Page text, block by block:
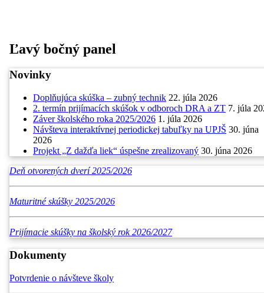
Ľavý bočný panel
Novinky
Doplňujúca skúška – zubný technik 22. júla 2026
2. termín prijímacích skúšok v odboroch DRA a ZT 7. júla
Záver školského roka 2025/2026 1. júla 2026
Návšteva interaktívnej periodickej tabuľky na UPJŠ 30. júna
2026
Projekt „Z dažďa liek“ úspešne zrealizovaný 30. júna 2026
Deň otvorených dverí 2025/2026
Maturitné skúšky 2025/2026
Prijímacie skúšky na školský rok 2026/2027
Dokumenty
Potvrdenie o návšteve školy